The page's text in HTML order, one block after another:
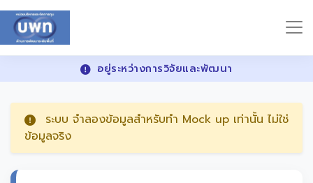
อยู่ระหว่างการวิจัยและพัฒนา
ระบบ จำลองข้อมูลสำหรับทำ Mock up เท่านั้น ไม่ใช่
ข้อมูลจริง